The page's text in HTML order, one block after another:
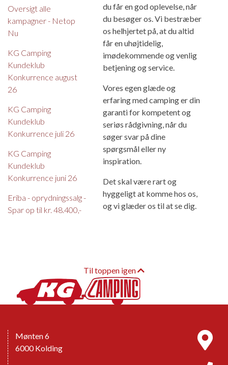
Oversigt alle
kampagner - Netop
Nu
KG Camping
Kundeklub
Konkurrence august
26
KG Camping
Kundeklub
Konkurrence juli 26
KG Camping
Kundeklub
Konkurrence juni 26
Eriba - oprydningssalg -
Spar op til kr. 48.400,-
du får en god oplevelse, når
du besøger os. Vi bestræber
os helhjertet på, at du altid
får en uhøjtidelig,
imødekommende og venlig
betjening og service.
Vores egen glæde og
erfaring med camping er din
garanti for kompetent og
seriøs rådgivning, når du
søger svar på dine
spørgsmål eller ny
inspiration.
Det skal være rart og
hyggeligt at komme hos os,
og vi glæder os til at se dig.
Til toppen igen
Mønten 6
6000 Kolding